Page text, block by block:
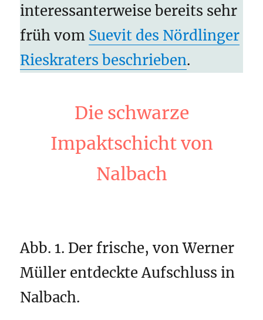
interessanterweise bereits sehr
früh vom Suevit des Nördlinger
Rieskraters beschrieben.
Die schwarze
Impaktschicht von
Nalbach
Abb. 1. Der frische, von Werner
Müller entdeckte Aufschluss in
Nalbach.